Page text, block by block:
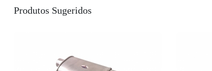
Produtos Sugeridos